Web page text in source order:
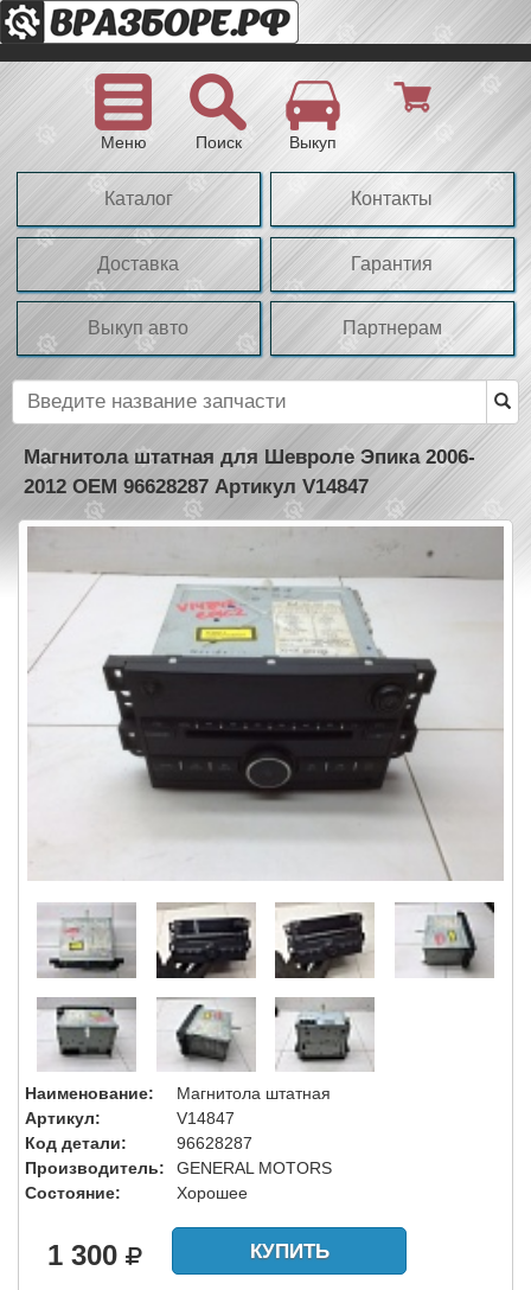
Меню Поиск Выкуп
Каталог Контакты
Доставка Гарантия
Выкуп авто Партнерам
Магнитола штатная для Шевроле Эпика 2006-
2012 OEM 96628287 Артикул V14847
Наименование:
Магнитола штатная
Артикул:
V14847
Код детали:
96628287
Производитель:
GENERAL MOTORS
Состояние:
Хорошее
1 300 КУПИТЬ